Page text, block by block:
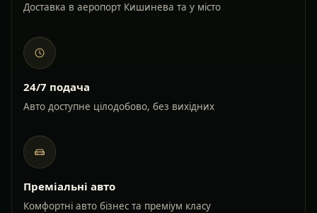
Доставка в аеропорт Кишинева та у місто
24/7 подача
Авто доступне цілодобово, без вихідних
Преміальні авто
Комфортні авто бізнес та преміум класу